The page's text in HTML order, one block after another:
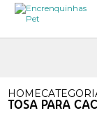
HOME
TOSA PARA